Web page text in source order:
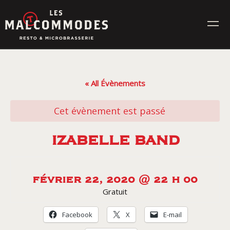
to
content
CONTACT
« All Évènements
Cet évènement est passé
IZABELLE BAND
FÉVRIER 22, 2020 @ 22 H 00
Gratuit
Facebook X E-mail